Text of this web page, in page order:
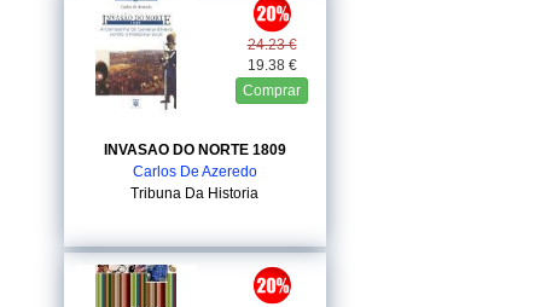
24.23 €
19.38 €
Comprar
INVASAO DO NORTE 1809
Carlos De Azeredo
Tribuna Da Historia